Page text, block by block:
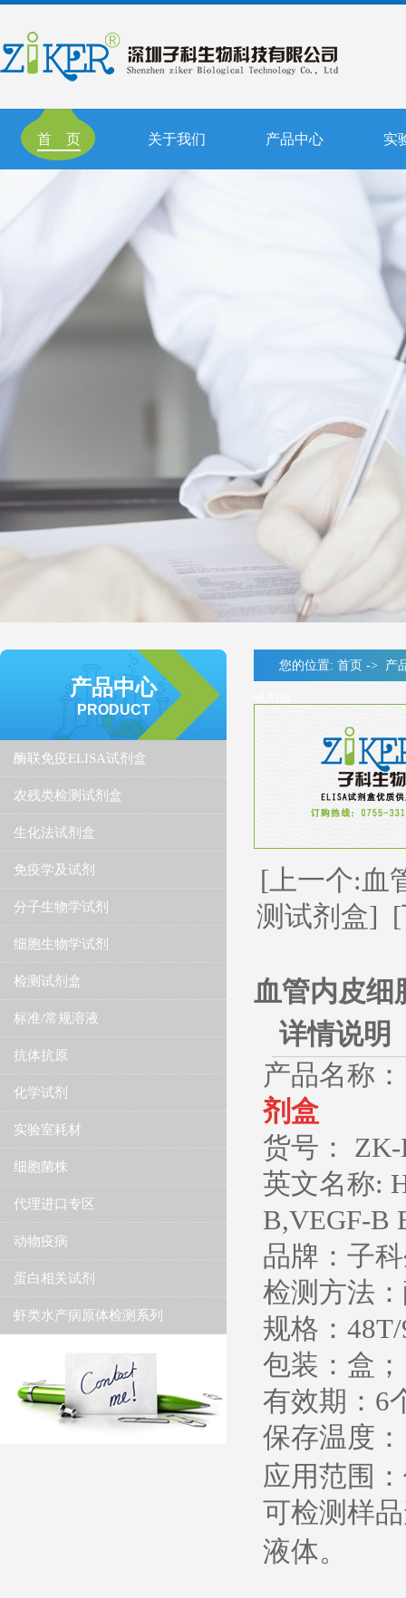
首 页 关于我们 产品中心 实
产品中心
PRODUCT
酶联免疫ELISA试剂盒
农残类检测试剂盒
生化法试剂盒
免疫学及试剂
分子生物学试剂
细胞生物学试剂
检测试剂盒
标准/常规溶液
抗体抗原
化学试剂
实验室耗材
细胞菌株
代理进口专区
动物疫病
蛋白相关试剂
虾类水产病原体检测系列
您的位置: 首页 -> 产
[上一个:血
测试剂盒]
血管内皮细
详情说明
产品名称：
剂盒
货号： ZK-
英文名称:
B,VEGF-B
品牌：子
检测方法
规格：
包装：盒；
有效期： 6
保存温度 ：
应用范围
可检测样
液体。